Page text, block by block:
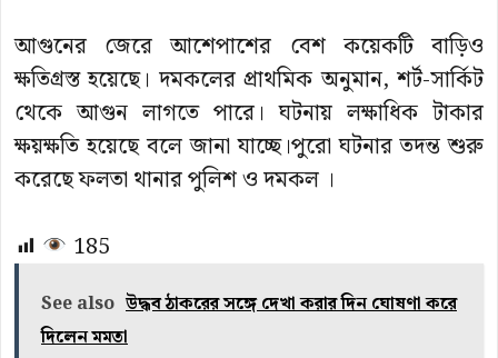
আগুনের জেরে আশেপাশের বেশ কয়েকটি বাড়িও
ক্ষতিগ্রস্ত হয়েছে। দমকলের প্রাথমিক অনুমান, শর্ট-সার্কিট
থেকে আগুন লাগতে পারে। ঘটনায় লক্ষাধিক টাকার
ক্ষয়ক্ষতি হয়েছে বলে জানা যাচ্ছে।পুরো ঘটনার তদন্ত শুরু
করেছে ফলতা থানার পুলিশ ও দমকল ।
185
See also উদ্ধব ঠাকরের সঙ্গে দেখা করার দিন ঘোষণা করে
দিলেন মমতা